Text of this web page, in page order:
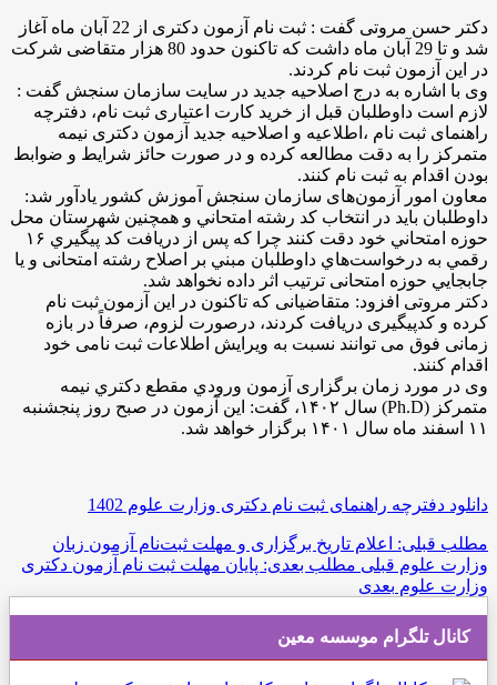
دکتر حسن مروتی گفت : ثبت نام آزمون دکتری از 22 آبان ماه آغاز
شد و تا 29 آبان ماه داشت که تاکنون حدود 80 هزار متقاضی شرکت
در این آزمون ثبت نام کردند.
وی با اشاره به درج اصلاحیه جدید در سایت سازمان سنجش گفت :
لازم است داوطلبان قبل از خرید کارت اعتباری ثبت نام، دفترچه
راهنمای ثبت نام ،اطلاعیه و اصلاحیه جدید آزمون دکتری نیمه
متمرکز را به دقت مطالعه کرده و در صورت حائز شرایط و ضوابط
بودن اقدام به ثبت نام کنند.
معاون امور آزمون‌های سازمان سنجش آموزش کشور یادآور شد:
داوطلبان باید در انتخاب كد رشته‌ امتحاني و همچنين شهرستان محل
حوزه امتحاني خود دقت کنند چرا که پس از دريافت كد پيگيري ۱۶
رقمي به درخواست‌هاي داوطلبان مبني بر اصلاح رشته امتحانی و يا
جابجايي حوزه امتحانی ترتيب اثر داده نخواهد شد.
دکتر مروتی افزود: متقاضیانی که تاکنون در این آزمون ثبت نام
کرده و کدپیگیری دریافت کردند، درصورت لزوم، صرفاً در بازه
زمانی فوق می توانند نسبت به ویرایش اطلاعات ثبت نامی خود
اقدام کنند.
وی در مورد زمان برگزاری آزمون ورودي مقطع دكتري نيمه
متمركز (Ph.D) سال ۱۴۰۲، گفت: این آزمون در صبح روز پنجشنبه
۱۱ اسفند ماه سال ۱۴۰۱ برگزار خواهد شد.
دانلود دفترچه راهنمای ثبت نام دکتری وزارت علوم 1402
مطلب قبلی: اعلام تاریخ برگزاری و مهلت ثبت‌نام آزمون زبان
وزارت علوم قبلی مطلب بعدی: پایان مهلت ثبت نام آزمون دکتری
وزارت علوم بعدی
کانال تلگرام موسسه معین